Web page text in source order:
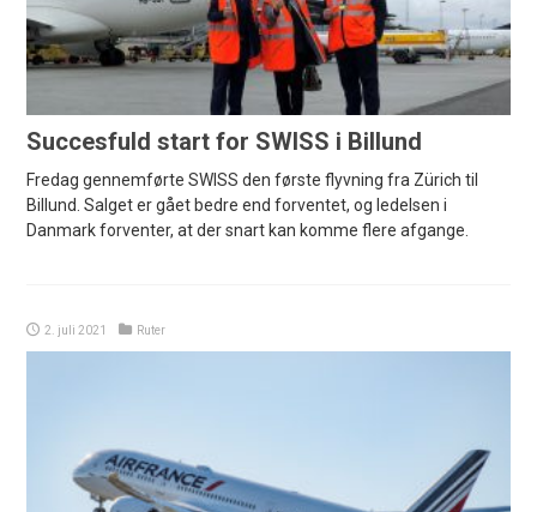
Succesfuld start for SWISS i Billund
Fredag gennemførte SWISS den første flyvning fra Zürich til
Billund. Salget er gået bedre end forventet, og ledelsen i
Danmark forventer, at der snart kan komme flere afgange.
2. juli 2021 Ruter